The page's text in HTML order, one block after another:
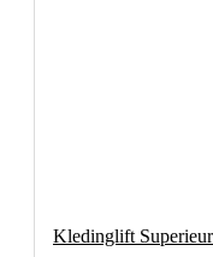
Kledinglift